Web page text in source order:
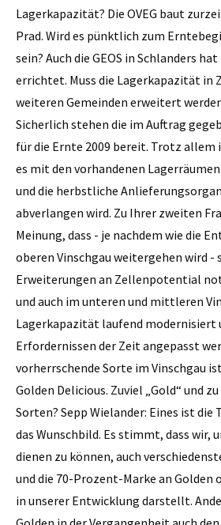
Lagerkapazität? Die OVEG baut
Prad. Wird es pünktlich zum
sein? Auch die GEOS in Schlanders
errichtet. Muss die Lagerkapazität in
weiteren Gemeinden erweitert
Sicherlich stehen die im Auftrag
für die Ernte 2009 bereit. Trotz allem
es mit den vorhandenen
und die herbstliche
abverlangen wird. Zu Ihrer zweiten
Meinung, dass - je nachdem wie die
oberen Vinschgau weitergehen wird -
Erweiterungen an Zellenpotential
und auch im unteren und mittleren
Lagerkapazität laufend modernisiert
Erfordernissen der Zeit angepasst
vorherrschende Sorte im Vinschgau
Golden Delicious. Zuviel „Gold“ und
Sorten? Sepp Wielander: Eines ist die
das Wunschbild. Es stimmt, dass wir,
dienen zu können, auch
und die 70-Prozent-Marke an Golden
in unserer Entwicklung darstellt.